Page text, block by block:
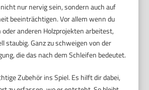
nur nervig sein, sondern auch auf
beeinträchtigen. Vor allem wenn du
anderen Holzprojekten arbeitest,
staubig. Ganz zu schweigen von der
die das nach dem Schleifen bedeutet.
Zubehör ins Spiel. Es hilft dir dabei,